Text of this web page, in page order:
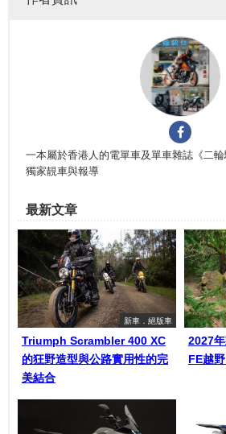
一本屬於香港人的電單車及單車雜誌《二輪
獨家靚車與報導
最新文章
新車．絕版車
Triumph Scrambler 400 XC
的狂野造型與公路實用性的完
美結合
2027
FE越